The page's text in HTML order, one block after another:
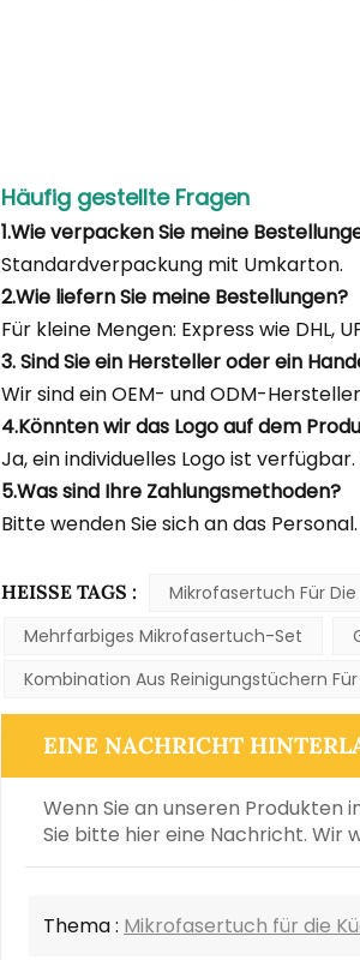
Häufig gestellte Fragen
1.Wie verpacken Sie meine
Standardverpackung mit Umkarton.
2.Wie liefern Sie meine Bestellungen?
Für kleine Mengen: Express wie DHL,
3. Sind Sie ein Hersteller oder ein
Wir sind ein OEM- und ODM-
4.Könnten wir das Logo auf dem
Ja, ein individuelles Logo ist
5.Was sind Ihre Zahlungsmethoden?
Bitte wenden Sie sich an das Personal.
HEISSE TAGS : Mikrofasertuch Für
Mehrfarbiges Mikrofasertuch-Set
Kombination Aus Reinigungstüchern
EINE NACHRICHT
Wenn Sie an unseren
Sie bitte hier eine Nachricht. Wir
Thema : Mikrofasertuch für die